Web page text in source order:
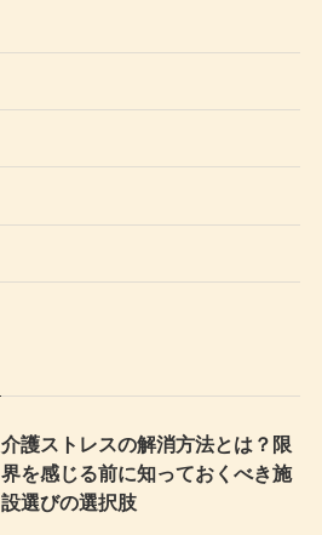
介護ストレスの解消方法とは？限
界を感じる前に知っておくべき施
設選びの選択肢